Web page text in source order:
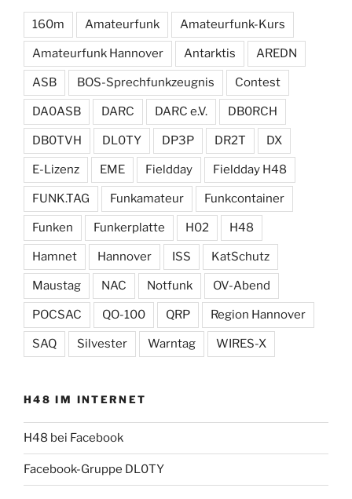
160m Amateurfunk Amateurfunk-Kurs
Amateurfunk Hannover Antarktis AREDN
ASB BOS-Sprechfunkzeugnis Contest
DA0ASB DARC DARC e.V. DB0RCH
DB0TVH DL0TY DP3P DR2T DX
E-Lizenz EME Fieldday Fieldday H48
FUNK.TAG Funkamateur Funkcontainer
Funken Funkerplatte H02 H48
Hamnet Hannover ISS KatSchutz
Maustag NAC Notfunk OV-Abend
POCSAC QO-100 QRP Region Hannover
SAQ Silvester Warntag WIRES-X
H48 IM INTERNET
H48 bei Facebook
Facebook-Gruppe DL0TY